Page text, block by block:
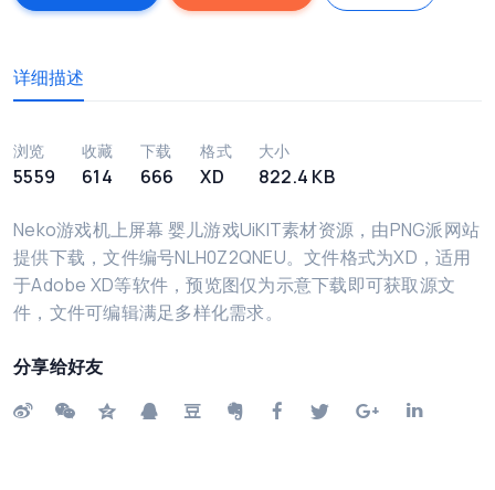
详细描述
浏览
5559
收藏
614
下载
666
格式
XD
大小
822.4 KB
Neko游戏机上屏幕 婴儿游戏UiKIT素材资源，由PNG派网站
提供下载，文件编号NLH0Z2QNEU。文件格式为XD，适用
于Adobe XD等软件，预览图仅为示意下载即可获取源文
件，文件可编辑满足多样化需求。
分享给好友